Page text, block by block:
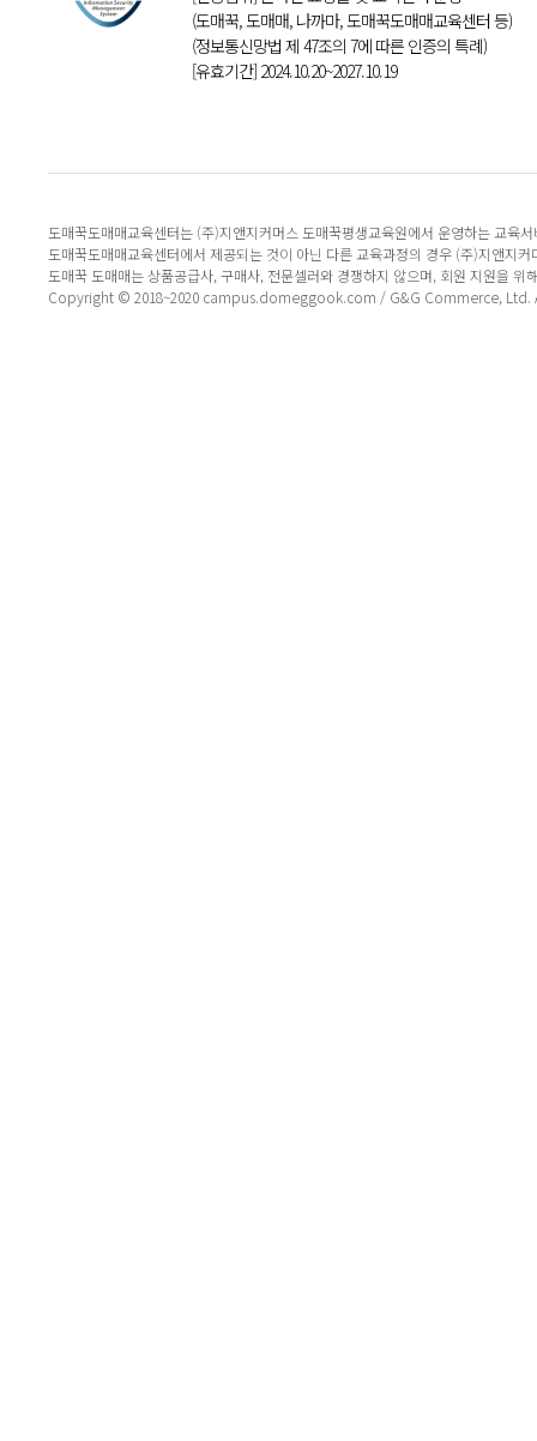
(도매꾹, 도매매, 나까마, 도매꾹도매매교육센터 등)
(정보통신망법 제 47조의 7에 따른 인증의 특례)
[유효기간] 2024.10.20~2027.10.19
도매꾹도매매교육센터는 (주)지앤지커머스 도매꾹평생교육원에서 운영하는 교육
도매꾹도매매교육센터에서 제공되는 것이 아닌 다른 교육과정의 경우 (주)지앤지
도매꾹 도매매는 상품공급사, 구매사, 전문셀러와 경쟁하지 않으며, 회원 지원을 위
Copyright © 2018~2020 campus.domeggook.com / G&G Commerce, Ltd.